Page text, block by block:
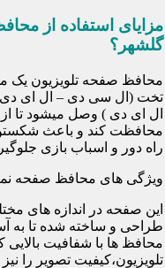
مزایای استفاده از
گلشهر؟
محافظ صفحه تلویزیون یک
ال ای دی ) وصل میشود تا
محافظت کند و باعث
راه دور و اسباب بازی
ویژگی های محافظ صفحه
این صفحه در اندازه های
طراحی و ساخته شده تا به
محافظ ها با شفافیت بالایی
تلویزیون،کیفیت تصویر را